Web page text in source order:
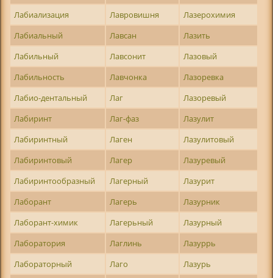
Лабиализация
Лавровишня
Лазерохимия
Лабиальный
Лавсан
Лазить
Лабильный
Лавсонит
Лазовый
Лабильность
Лавчонка
Лазоревка
Лабио-дентальный
Лаг
Лазоревый
Лабиринт
Лаг-фаз
Лазулит
Лабиринтный
Лаген
Лазулитовый
Лабиринтовый
Лагер
Лазуревый
Лабиринтообразный
Лагерный
Лазурит
Лаборант
Лагерь
Лазурник
Лаборант-химик
Лагерьный
Лазурный
Лаборатория
Лаглинь
Лазуррь
Лабораторный
Лаго
Лазурь